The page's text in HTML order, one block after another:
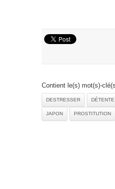
Contient le(s) mot(s)-
DESTRESSER DÉTENTE
JAPON PROSTITUTION